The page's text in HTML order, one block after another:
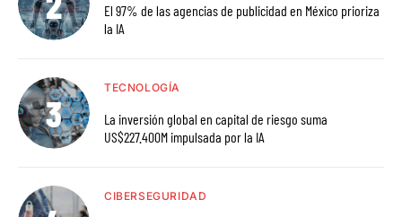
El 97% de las agencias de publicidad en México prioriza
la IA
TECNOLOGÍA
La inversión global en capital de riesgo suma
US$227.400M impulsada por la IA
CIBERSEGURIDAD